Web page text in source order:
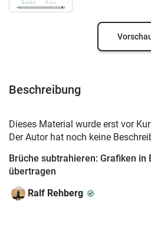
Beschreibung
Dieses Material wurde erst vor
Der Autor hat noch keine
Brüche subtrahieren: Grafiken in
übertragen
Ralf Rehberg